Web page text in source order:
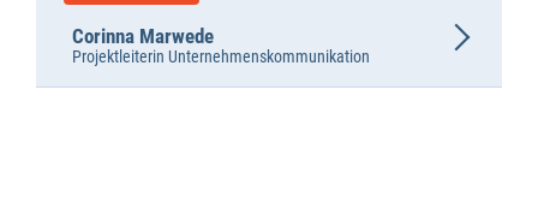
Projektleiterin Unternehmenskommunikation
Corinna Marwede